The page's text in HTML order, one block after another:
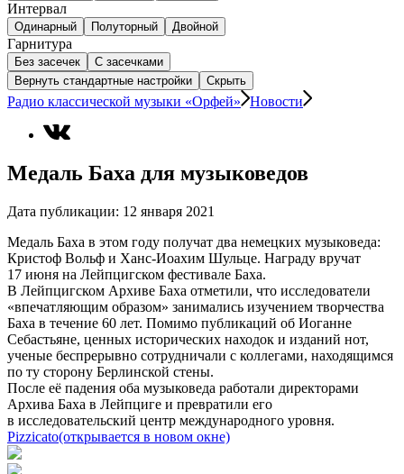
Интервал
Одинарный Полуторный Двойной
Гарнитура
Без засечек
С засечками
Вернуть стандартные настройки
Скрыть
Радио классической музыки «Орфей» Новости
Медаль Баха для музыковедов
Дата публикации: 12 января 2021
Медаль Баха в этом году получат два немецких музыковеда:
Кристоф Вольф и Ханс-Иоахим Шульце. Награду вручат
17 июня на Лейпцигском фестивале Баха.
В Лейпцигском Архиве Баха отметили, что исследователи
«впечатляющим образом» занимались изучением творчества
Баха в течение 60 лет. Помимо публикаций об Иоганне
Себастьяне, ценных исторических находок и изданий нот,
ученые беспрерывно сотрудничали с коллегами, находящимся
по ту сторону Берлинской стены.
После её падения оба музыковеда работали директорами
Архива Баха в Лейпциге и превратили его
в исследовательский центр международного уровня.
Pizzicato(открывается в новом окне)